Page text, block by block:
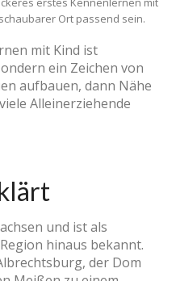
Ort passend sein.
mit Kind ist
ein Zeichen von
aufbauen, dann Nähe
Alleinerziehende
und ist als
hinaus bekannt.
der Dom